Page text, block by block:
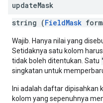
updateMask
string (FieldMask
Wajib. Hanya nilai yang
Setidaknya satu kolom
tidak boleh ditentukan. Satu
singkatan untuk
Ini adalah daftar dipisahkan
kolom yang sepenuhnya